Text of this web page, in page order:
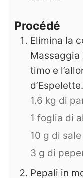
Procédé
Elimina la
Massaggia
timo e
1.6 kg di
1 foglia di
10 g di
3 g di
Pepali in